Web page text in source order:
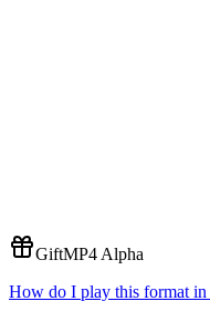
GiftMP4 Alpha
How do I play this format in